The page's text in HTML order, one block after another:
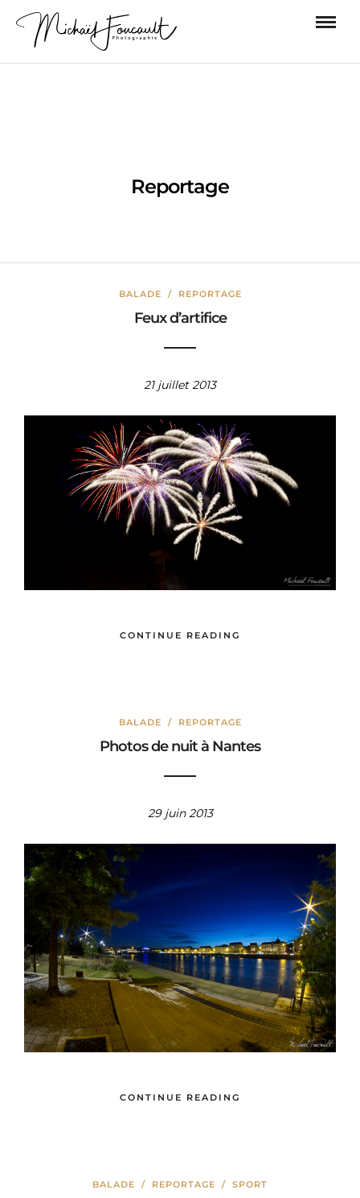
Reportage
BALADE / REPORTAGE
Feux d’artifice
21 juillet 2013
CONTINUE READING
BALADE / REPORTAGE
Photos de nuit à Nantes
29 juin 2013
CONTINUE READING
BALADE / REPORTAGE / SPORT